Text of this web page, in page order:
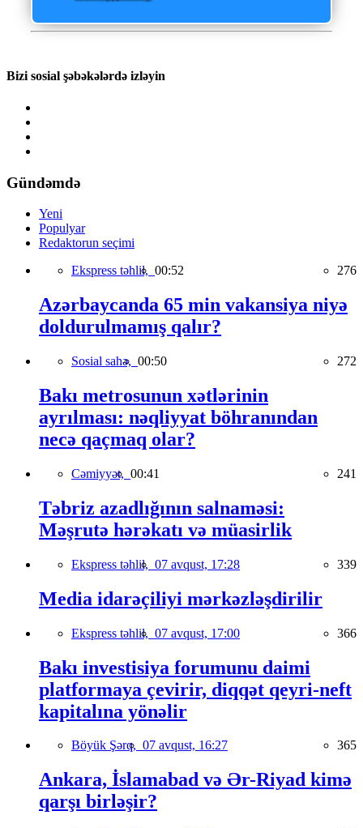
Bizi sosial şəbəkələrdə izləyin
Gündəmdə
Yeni
Populyar
Redaktorun seçimi
Ekspress təhlil, 00:52 276
Azərbaycanda 65 min vakansiya niyə
doldurulmamış qalır?
Sosial sahə, 00:50 272
Bakı metrosunun xətlərinin
ayrılması: nəqliyyat böhranından
necə qaçmaq olar?
Cəmiyyət, 00:41 241
Təbriz azadlığının salnaməsi:
Məşrutə hərəkatı və müasirlik
Ekspress təhlil, 07 avqust, 17:28 339
Media idarəçiliyi mərkəzləşdirilir
Ekspress təhlil, 07 avqust, 17:00 366
Bakı investisiya forumunu daimi
platformaya çevirir, diqqət qeyri-neft
kapitalına yönəlir
Böyük Şərq, 07 avqust, 16:27 365
Ankara, İslamabad və Ər-Riyad kimə
qarşı birləşir?